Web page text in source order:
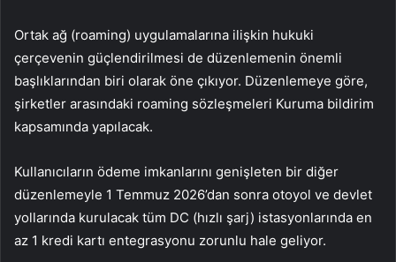
Ortak ağ (roaming) uygulamalarına ilişkin hukuki
çerçevenin güçlendirilmesi de düzenlemenin önemli
başlıklarından biri olarak öne çıkıyor. Düzenlemeye göre,
şirketler arasındaki roaming sözleşmeleri Kuruma bildirim
kapsamında yapılacak.
Kullanıcıların ödeme imkanlarını genişleten bir diğer
düzenlemeyle 1 Temmuz 2026’dan sonra otoyol ve devlet
yollarında kurulacak tüm DC (hızlı şarj) istasyonlarında en
az 1 kredi kartı entegrasyonu zorunlu hale geliyor.